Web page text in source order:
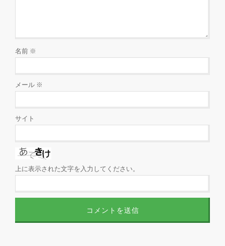
名前 ※
メール ※
サイト
上に表示された文字を入力してください。